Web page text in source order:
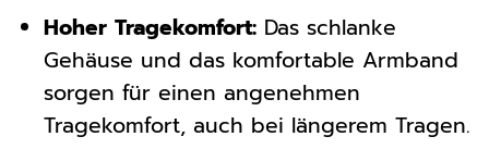
Hoher Tragekomfort:Das schlanke
Gehäuse und das komfortable Armband
sorgen für einen angenehmen
Tragekomfort, auch bei längerem Tragen.